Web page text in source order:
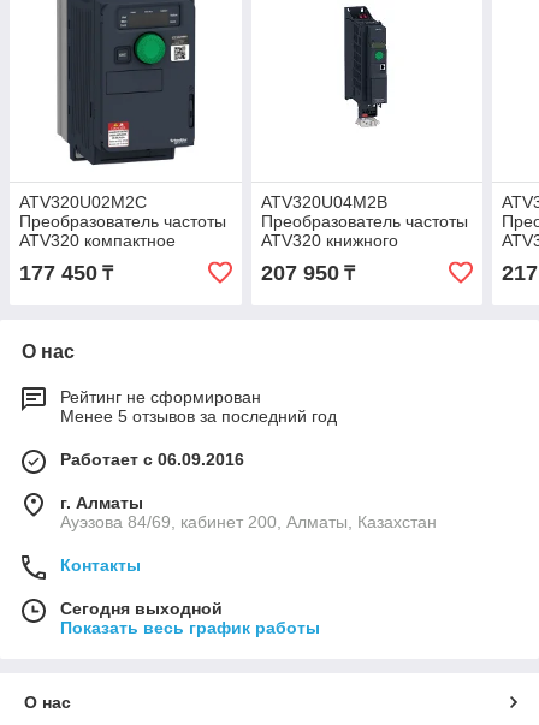
ATV320U02M2C
Преобразователь частоты
ATV320 компактное
исполнение 0.18 кВт 240
В 1Ф
177 450 ₸
ATV320U04M2B
Преобразователь частоты
ATV320 книжного
исполнение 0,37 кВт 240
В 1Ф
207 950₸
В
О нас
Рейтинг не сформирован
Менее 5 отзывов за последний год
Работает с 06.09.2016
г. Алматы
Ауэзова 84/69, кабинет 200, Алматы, Казахстан
Контакты
Сегодня выходной
Показать весь график работы
О нас